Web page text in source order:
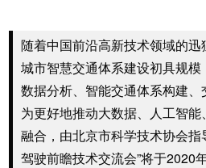
随着中国前沿高新技术领域的
城市智慧交通体系建设初具规
数据分析、智能交通体系构建、
为更好地推动大数据、人工智
融合，由北京市科学技术协会
驾驶前瞻技术交流会”将于2020